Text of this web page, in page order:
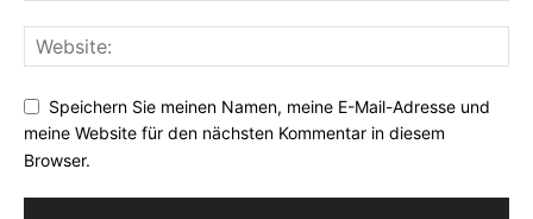
Speichern Sie meinen Namen, meine E-Mail-Adresse und
meine Website für den nächsten Kommentar in diesem
Browser.